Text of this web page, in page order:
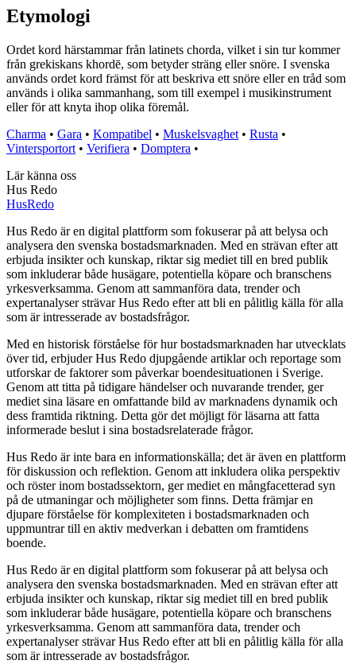
Etymologi
Ordet kord härstammar från latinets chorda, vilket i sin tur kommer
från grekiskans khordē, som betyder sträng eller snöre. I svenska
används ordet kord främst för att beskriva ett snöre eller en tråd som
används i olika sammanhang, som till exempel i musikinstrument
eller för att knyta ihop olika föremål.
Charma • Gara • Kompatibel • Muskelsvaghet • Rusta •
Vintersportort • Verifiera • Domptera •
Lär känna oss
Hus Redo
HusRedo
Hus Redo är en digital plattform som fokuserar på att belysa och
analysera den svenska bostadsmarknaden. Med en strävan efter att
erbjuda insikter och kunskap, riktar sig mediet till en bred publik
som inkluderar både husägare, potentiella köpare och branschens
yrkesverksamma. Genom att sammanföra data, trender och
expertanalyser strävar Hus Redo efter att bli en pålitlig källa för alla
som är intresserade av bostadsfrågor.
Med en historisk förståelse för hur bostadsmarknaden har utvecklats
över tid, erbjuder Hus Redo djupgående artiklar och reportage som
utforskar de faktorer som påverkar boendesituationen i Sverige.
Genom att titta på tidigare händelser och nuvarande trender, ger
mediet sina läsare en omfattande bild av marknadens dynamik och
dess framtida riktning. Detta gör det möjligt för läsarna att fatta
informerade beslut i sina bostadsrelaterade frågor.
Hus Redo är inte bara en informationskälla; det är även en plattform
för diskussion och reflektion. Genom att inkludera olika perspektiv
och röster inom bostadssektorn, ger mediet en mångfacetterad syn
på de utmaningar och möjligheter som finns. Detta främjar en
djupare förståelse för komplexiteten i bostadsmarknaden och
uppmuntrar till en aktiv medverkan i debatten om framtidens
boende.
Hus Redo är en digital plattform som fokuserar på att belysa och
analysera den svenska bostadsmarknaden. Med en strävan efter att
erbjuda insikter och kunskap, riktar sig mediet till en bred publik
som inkluderar både husägare, potentiella köpare och branschens
yrkesverksamma. Genom att sammanföra data, trender och
expertanalyser strävar Hus Redo efter att bli en pålitlig källa för alla
som är intresserade av bostadsfrågor.